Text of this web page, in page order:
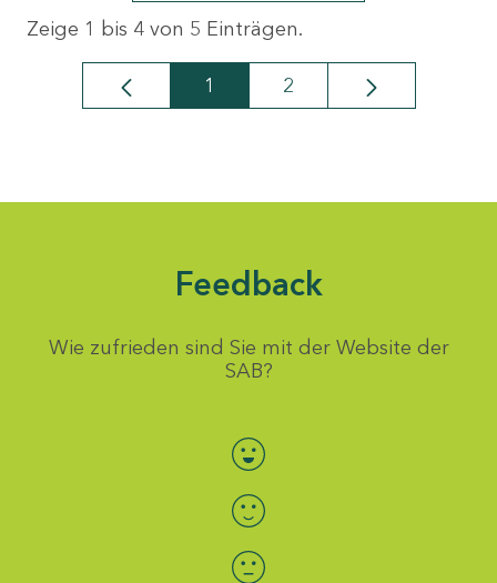
Zeige 1 bis 4 von 5 Einträgen.
Seite
1 Seite
2
Feedback
Wie zufrieden sind Sie mit der Website der
SAB?
Bewertung auswählen